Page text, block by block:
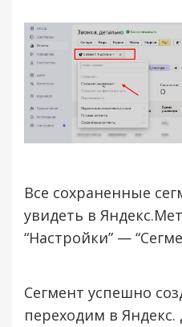
Все сохраненные
увидеть в
“Настройки” —
Сегмент успешно
переходим в